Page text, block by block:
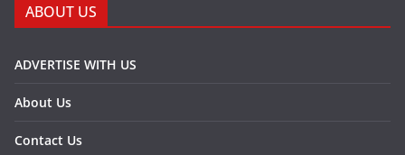
ABOUT US
ADVERTISE WITH US
About Us
Contact Us